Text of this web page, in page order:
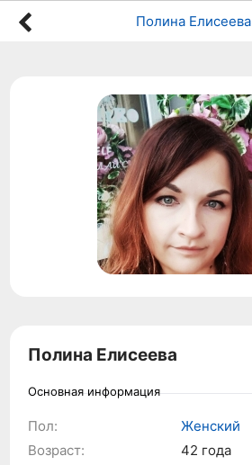
Полина Елисеева
Полина Елисеева
Основная информация
Пол:
Женский
Возраст:
42 года